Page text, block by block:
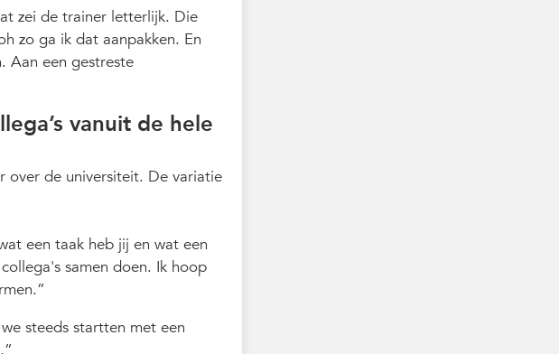
zei de trainer letterlijk. Die
zo ga ik dat aanpakken. En
Aan een gestreste
vanuit de hele
over de universiteit. De variatie
een taak heb jij en wat een
samen doen. Ik hoop
steeds startten met een